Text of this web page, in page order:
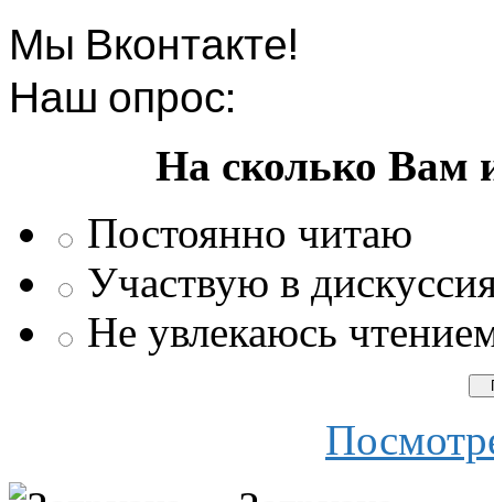
Мы Вконтакте!
Наш опрос:
На сколько Вам
Постоянно читаю
Участвую в
Не увлекаюсь